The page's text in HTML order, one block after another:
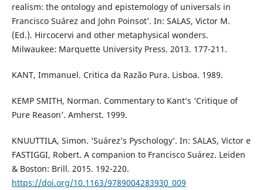
realism: the ontology and epistemology of universals in
Francisco Suárez and John Poinsot’. In: SALAS, Victor M.
(Ed.). Hircocervi and other metaphysical wonders.
Milwaukee: Marquette University Press. 2013. 177-211.
KANT, Immanuel. Critica da Razão Pura. Lisboa. 1989.
KEMP SMITH, Norman. Commentary to Kant’s ‘Critique of
Pure Reason’. Amherst. 1999.
KNUUTTILA, Simon. ‘Suárez’s Pyschology’. In: SALAS, Victor e
FASTIGGI, Robert. A companion to Francisco Suárez. Leiden
& Boston: Brill. 2015. 192-220.
https://doi.org/10.1163/9789004283930_009